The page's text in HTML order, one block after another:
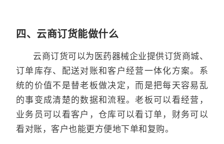
四、云商订货能做什么
云商订货可以为医药器械企业提供订货商城、
订单库存、配送对账和客户经营一体化方案。系
统的价值不是替老板做决定，而是把每天容易乱
的事变成清楚的数据和流程。老板可以看经营，
业务员可以看客户，仓库可以看订单，财务可以
看对账，客户也能更方便地下单和复购。